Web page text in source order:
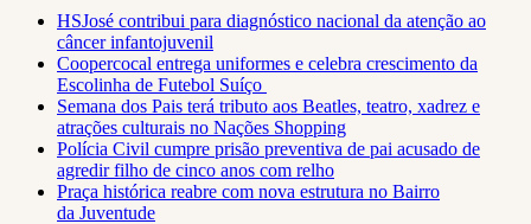
HSJosé contribui para diagnóstico nacional da atenção ao
câncer infantojuvenil
Coopercocal entrega uniformes e celebra crescimento da
Escolinha de Futebol Suíço
Semana dos Pais terá tributo aos Beatles, teatro, xadrez e
atrações culturais no Nações Shopping
Polícia Civil cumpre prisão preventiva de pai acusado de
agredir filho de cinco anos com relho
Praça histórica reabre com nova estrutura no Bairro
da Juventude